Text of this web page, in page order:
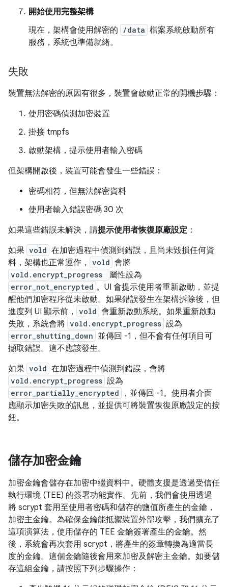
開始使用完整架構
現在，架構會使用解密的
/data 檔案系統啟動所有
服務，系統也準備就緒。
失敗
裝置無法解密的原因有很多，裝置會啟動正常的開機步驟：
使用密碼偵測加密裝置
掛接 tmpfs
啟動架構，提示使用者輸入密碼
但架構開啟後，裝置可能會發生一些錯誤：
密碼相符，但無法解密資料
使用者輸入錯誤密碼 30 次
如果這些錯誤未解決，請提示使用者恢復原廠設定 ：
如果 vold 在加密過程中偵測到錯誤，且尚未毀損任何資
料，架構也正常運作，
vold 會將
vold.encrypt_progress 屬性設為
error_not_encrypted 。UI 會提示使用者重新啟動，並提
醒他們加密程序從未啟動。如果錯誤發生在架構拆除後，但
進度列 UI 顯示前，
vold 會重新啟動系統。如果重新啟動
失敗，系統會將 vold.encrypt_progress 設為
error_shutting_down 並傳回 -1，但不會有任何項目可
擷取錯誤。這不應該發生。
如果 vold 在加密過程中偵測到錯誤，會將
vold.encrypt_progress 設為
error_partially_encrypted
，並傳回 -1。使用者介面
應顯示加密失敗的訊息，並提供可將裝置恢復原廠設定的按
鈕。
儲存加密金鑰
加密金鑰會儲存在加密中繼資料中。硬體支援是透過受信任
執行環境 (TEE) 的簽署功能實作。先前，我們會使用透過
將 scrypt 套用至使用者密碼和儲存的鹽值所產生的金鑰，
加密主金鑰。為確保金鑰能抵禦裝置外部攻擊，我們擴充了
這項演算法，使用儲存的 TEE 金鑰簽署產生的金鑰。然
後，系統會再次套用 scrypt，將產生的簽章轉換為適當長
度的金鑰。這個金鑰隨後會用來加密及解密主金鑰。如要儲
存這組金鑰，請按照下列步驟操作：